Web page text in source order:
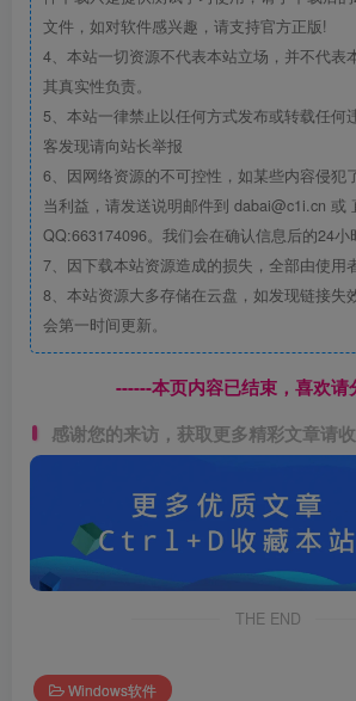
文件，如对软件感兴趣，请支持官方正版!
4、本站一切资源不代表本站立场，并不代表
其真实性负责。
5、本站一律禁止以任何方式发布或转载任何
客发现请向站长举报
6、因网络资源的不可控性，如某些内容侵犯
当利益，请发送说明邮件到 dabai@c1i.cn 或
QQ:663174096。我们会在确认信息后的24小
7、因下载本站资源造成的损失，全部由使用
8、本站资源大多存储在云盘，如发现链接失
会第一时间更新。
------本页内容已结束，喜欢请
感谢您的来访，获取更多精彩文章请收
THE END
Windows软件